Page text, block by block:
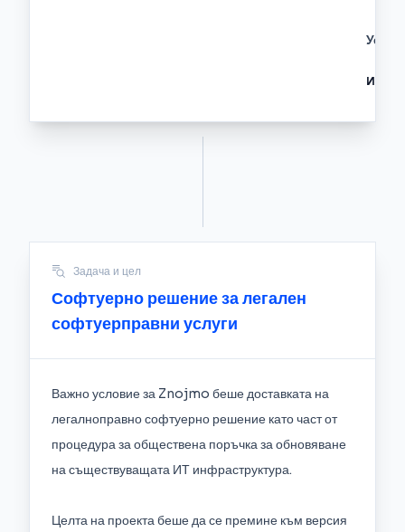
Задача и цел
Софтуерно решение за легален
софтуерправни услуги
Важно условие за Znojmo беше доставката на
легалноправно софтуерно решение като част от
процедура за обществена поръчка за обновяване
на съществуващата ИТ инфраструктура.
Целта на проекта беше да се премине към версия